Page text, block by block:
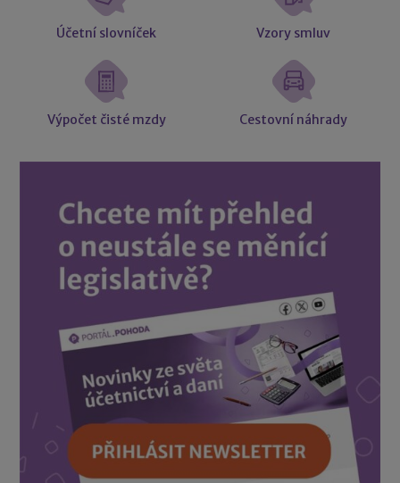
Účetní slovníček Vzory smluv
Výpočet čisté mzdy Cestovní náhrady